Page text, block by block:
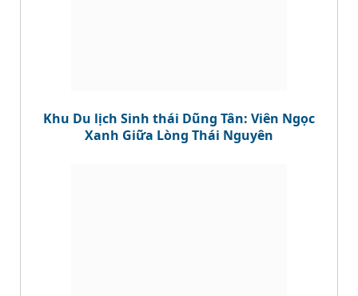
Khu Du lịch Sinh thái Dũng Tân: Viên Ngọc
Xanh Giữa Lòng Thái Nguyên